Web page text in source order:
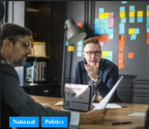
National Politics